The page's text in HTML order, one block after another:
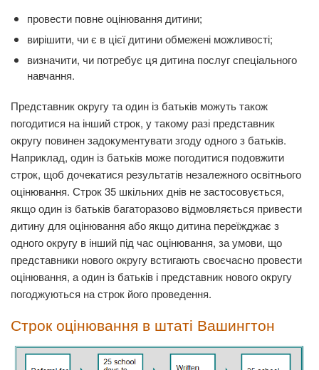
провести повне оцінювання дитини;
вирішити, чи є в цієї дитини обмежені можливості;
визначити, чи потребує ця дитина послуг спеціального
навчання.
Представник округу та один із батьків можуть також
погодитися на інший строк, у такому разі представник
округу повинен задокументувати згоду одного з батьків.
Наприклад, один із батьків може погодитися подовжити
строк, щоб дочекатися результатів незалежного освітнього
оцінювання. Строк 35 шкільних днів не застосовується,
якщо один із батьків багаторазово відмовляється привести
дитину для оцінювання або якщо дитина переїжджає з
одного округу в інший під час оцінювання, за умови, що
представники нового округу встигають своєчасно провести
оцінювання, а один із батьків і представник нового округу
погоджуються на строк його проведення.
Строк оцінювання в штаті Вашингтон